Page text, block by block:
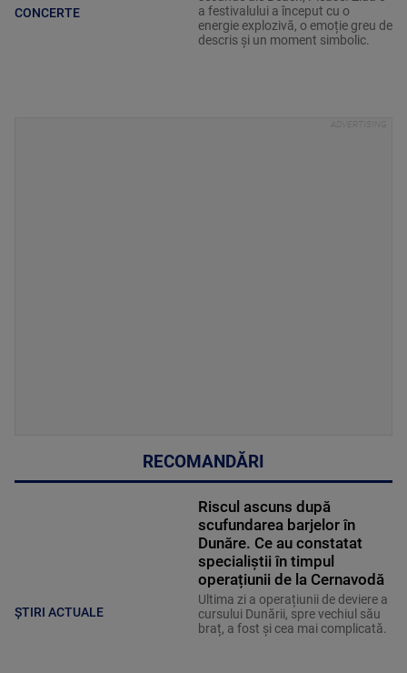
CONCERTE
a festivalului a început cu o
energie explozivă, o emoție greu de
descris și un moment simbolic.
RECOMANDĂRI
ȘTIRI ACTUALE
Riscul ascuns după
scufundarea barjelor în
Dunăre. Ce au constatat
specialiștii în timpul
operațiunii de la Cernavodă
Ultima zi a operațiunii de deviere a
cursului Dunării, spre vechiul său
braț, a fost și cea mai complicată.